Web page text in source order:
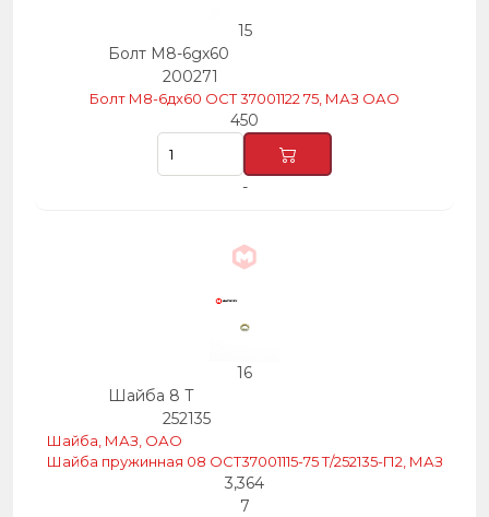
15
Болт М8-6gх60
200271
Болт М8-6дх60 ОСТ 37001122 75, МАЗ ОАО
450
-
16
Шайба 8 Т
252135
Шайба, МАЗ, ОАО
Шайба пружинная 08 ОСТ37001115-75 Т/252135-П2, МАЗ
3,364
7